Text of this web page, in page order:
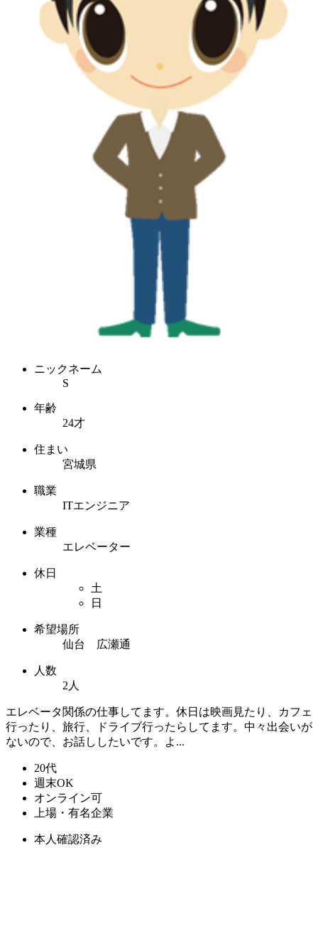
ニックネーム
S
年齢
24才
住まい
宮城県
職業
ITエンジニア
業種
エレベーター
休日
土
日
希望場所
仙台 広瀬通
人数
2人
エレベータ関係の仕事してます。休日は映画見たり、カフェ
行ったり、旅行、ドライブ行ったらしてます。中々出会いが
ないので、お話ししたいです。よ...
20代
週末OK
オンライン可
上場・有名企業
本人確認済み